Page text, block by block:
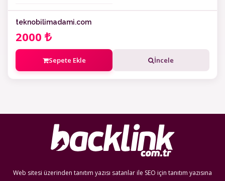
teknobilimadami.com
2000
Sepete Ekle İncele
Web sitesi üzerinden tanıtım yazısı satanlar ile SEO için tanıtım yazısına